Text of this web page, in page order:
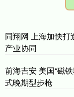
同翔网 上海加快
产业协同
前海吉安 美国“磁
式晚期型步枪